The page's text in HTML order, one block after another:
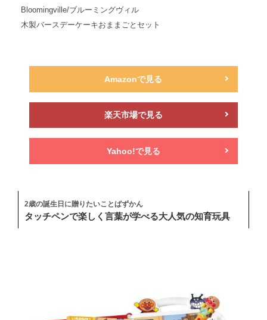
Bloomingville/ブルーミングヴィル
木製バースデーケーキおままごとセット
Amazonで見る
楽天市場で見る
Yahoo!で見る
2歳の誕生日に贈りたいことばずかん
タッチペンで楽しく言葉が学べる大人気の知育玩具